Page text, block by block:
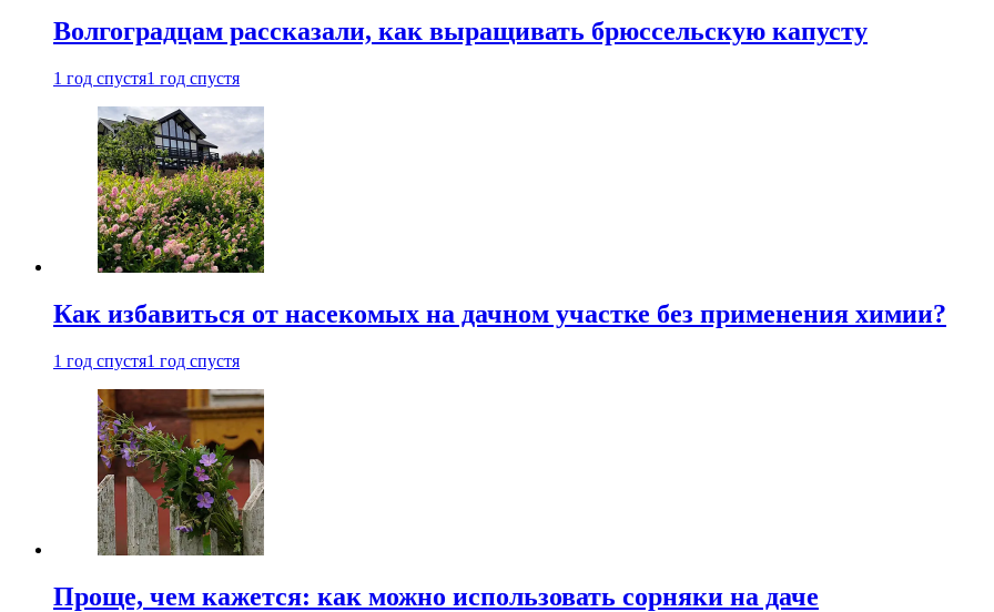
Волгоградцам рассказали, как выращивать брюссельскую капусту
1 год спустя1 год спустя
Как избавиться от насекомых на дачном участке без применения химии?
1 год спустя1 год спустя
Проще, чем кажется: как можно использовать сорняки на даче